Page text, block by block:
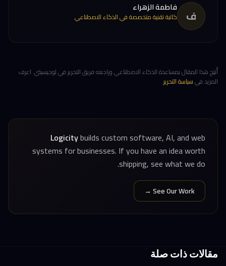
ف فاطمة الزهراء
كاتبة تقنية متخصصة في الذكاء الاصطناعي
أُنتِج هذا المقال بمساعدة الذكاء الاصطناعي وراجعه فريق التحرير في لوجيسيتي. اعرف
المزيد فيسياسة التحرير.
Logicitybuilds custom software, AI, and web
systems for businesses. If you have an idea worth
shipping, see what we do.
See Our Work →
مقالات ذات صلة